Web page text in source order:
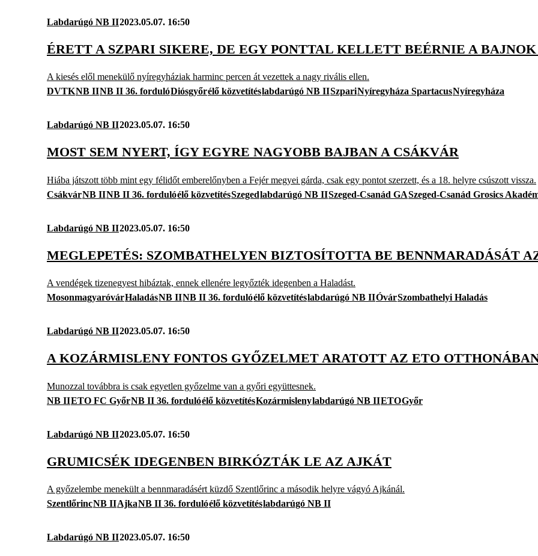
Labdarúgó NB II2023.05.07. 16:50
ÉRETT A SZPARI SIKERE, DE EGY PONTTAL KELLETT BEÉRNIE A
A kiesés elől menekülő nyíregyháziak harminc percen át vezettek a nagy rivális ellen.
DVTKNB IINB II 36. fordulóDiósgyőrélő közvetítéslabdarúgó NB IISzpariNyíregyháza SpartacusNyíregyháza
Labdarúgó NB II2023.05.07. 16:50
MOST SEM NYERT, ÍGY EGYRE NAGYOBB BAJBAN A CSÁKVÁR
Hiába játszott több mint egy félidőt emberelőnyben a Fejér megyei gárda, csak egy pontot szerzett, és a 18. helyre csúszott vissza.
CsákvárNB IINB II 36. fordulóélő közvetítésSzegedlabdarúgó NB IISzeged-Csanád GASzeged-Csanád Grosics
Labdarúgó NB II2023.05.07. 16:50
MEGLEPETÉS: SZOMBATHELYEN BIZTOSÍTOTTA BE BENNMARADÁSÁT
A vendégek tizenegyest hibáztak, ennek ellenére legyőzték idegenben a Haladást.
MosonmagyaróvárHaladásNB IINB II 36. fordulóélő közvetítéslabdarúgó NB IIÓvárSzombathelyi Haladás
Labdarúgó NB II2023.05.07. 16:50
A KOZÁRMISLENY FONTOS GYŐZELMET ARATOTT AZ ETO
Munozzal továbbra is csak egyetlen győzelme van a győri együttesnek.
NB IIETO FC GyőrNB II 36. fordulóélő közvetítésKozármislenylabdarúgó NB IIETOGyőr
Labdarúgó NB II2023.05.07. 16:50
GRUMICSÉK IDEGENBEN BIRKÓZTÁK LE AZ AJKÁT
A győzelembe menekült a bennmaradásért küzdő Szentlőrinc a második helyre vágyó Ajkánál.
SzentlőrincNB IIAjkaNB II 36. fordulóélő közvetítéslabdarúgó NB II
Labdarúgó NB II2023.05.07. 16:50